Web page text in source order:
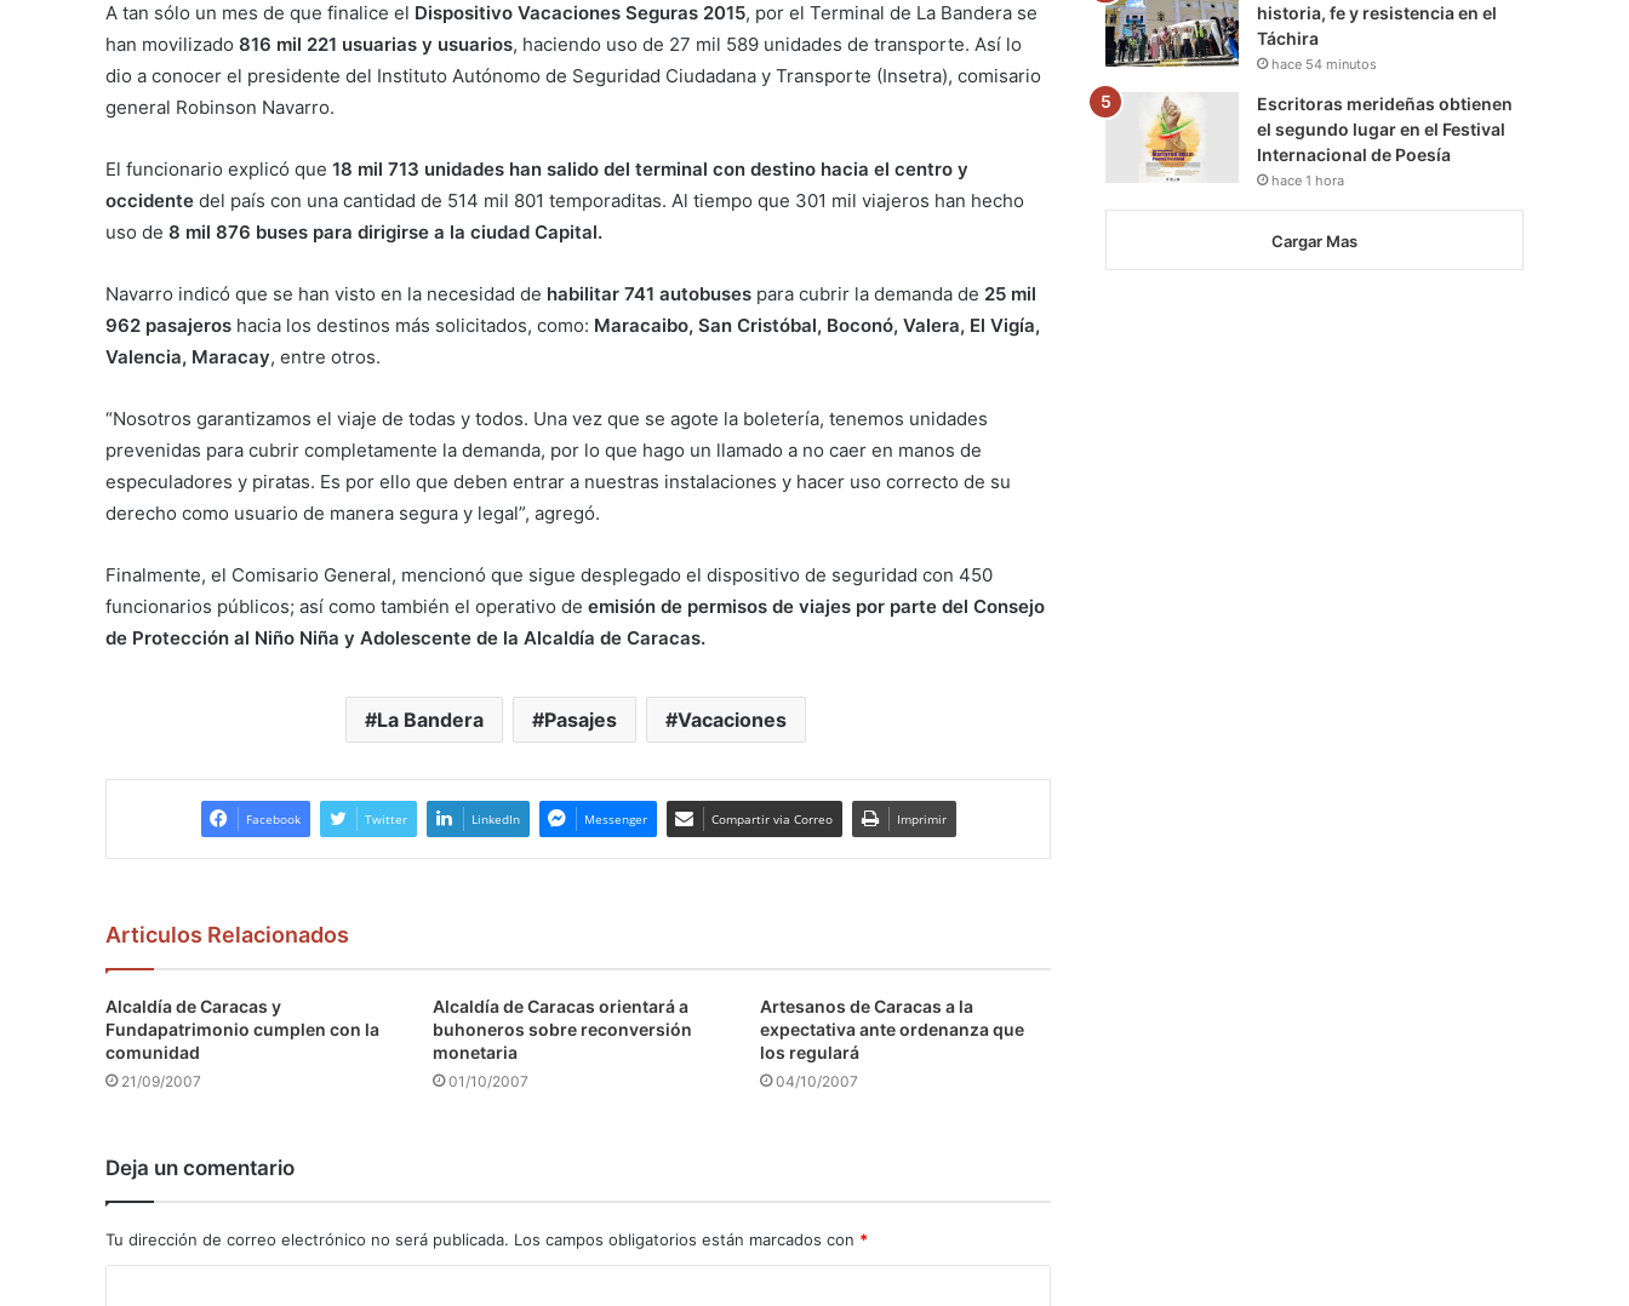
A tan sólo un mes de que finalice el Dispositivo Vacaciones Seguras 2015, por el Terminal de La Bandera se
han movilizado 816 mil 221 usuarias y usuarios, haciendo uso de 27 mil 589 unidades de transporte. Así lo
dio a conocer el presidente del Instituto Autónomo de Seguridad Ciudadana y Transporte (Insetra), comisario
general Robinson Navarro.
El funcionario explicó que 18 mil 713 unidades han salido del terminal con destino hacia el centro y
occidente del país con una cantidad de 514 mil 801 temporaditas. Al tiempo que 301 mil viajeros han hecho
uso de 8 mil 876 buses para dirigirse a la ciudad Capital.
Navarro indicó que se han visto en la necesidad de habilitar 741 autobuses para cubrir la demanda de 25 mil
962 pasajeros hacia los destinos más solicitados, como: Maracaibo, San Cristóbal, Boconó, Valera, El Vigía,
Valencia, Maracay, entre otros.
“Nosotros garantizamos el viaje de todas y todos. Una vez que se agote la boletería, tenemos unidades
prevenidas para cubrir completamente la demanda, por lo que hago un llamado a no caer en manos de
especuladores y piratas. Es por ello que deben entrar a nuestras instalaciones y hacer uso correcto de su
derecho como usuario de manera segura y legal”, agregó.
Finalmente, el Comisario General, mencionó que sigue desplegado el dispositivo de seguridad con 450
funcionarios públicos; así como también el operativo de emisión de permisos de viajes por parte del Consejo
de Protección al Niño Niña y Adolescente de la Alcaldía de Caracas.
La Bandera Pasajes Vacaciones
Facebook Twitter LinkedIn Messenger Compartir via Correo Imprimir
Articulos Relacionados
Alcaldía de Caracas y
Fundapatrimonio cumplen con la
comunidad
21/09/2007
Alcaldía de Caracas orientará a
buhoneros sobre reconversión
monetaria
01/10/2007
Artesanos de Caracas a la
expectativa ante ordenanza que
los regulará
04/10/2007
Deja un comentario
Tu dirección de correo electrónico no será publicada. Los campos obligatorios están marcados con *
historia, fe y resistencia en el
Táchira
hace 54 minutos
Escritoras merideñas obtienen
el segundo lugar en el Festival
Internacional de Poesía
hace 1 hora
Cargar Mas